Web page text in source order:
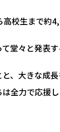
校生まで約
堂々と発表
、大きな成
全力で応援